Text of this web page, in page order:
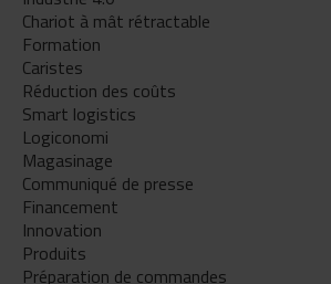
Chariot à mât rétractable
Formation
Caristes
Réduction des coûts
Smart logistics
Logiconomi
Magasinage
Communiqué de presse
Financement
Innovation
Produits
Préparation de commandes